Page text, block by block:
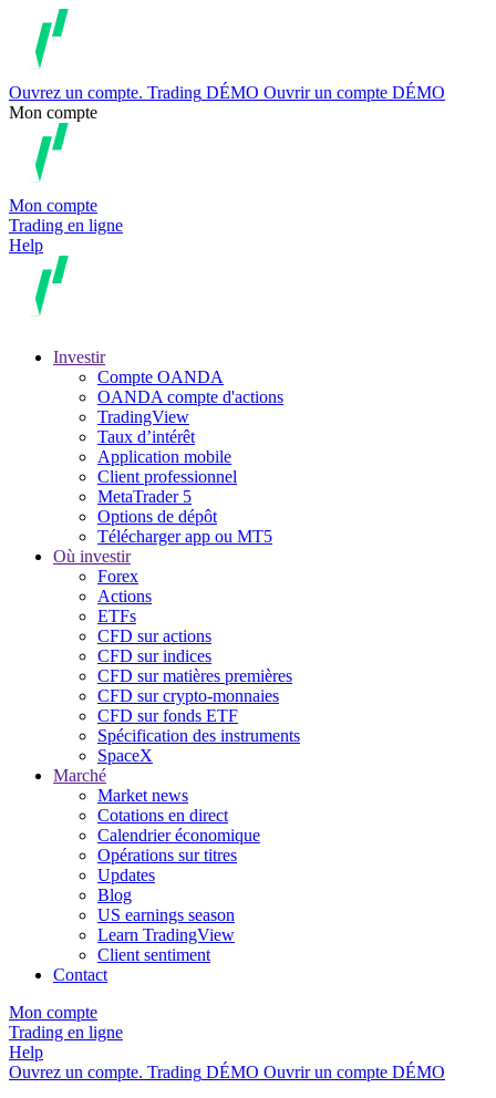
Ouvrez un compte. Trading DÉMO Ouvrir un compte DÉMO
Mon compte
Mon compte
Trading en ligne
Help
Investir
Compte OANDA
OANDA compte d'actions
TradingView
Taux d’intérêt
Application mobile
Client professionnel
MetaTrader 5
Options de dépôt
Télécharger app ou MT5
Où investir
Forex
Actions
ETFs
CFD sur actions
CFD sur indices
CFD sur matières premières
CFD sur crypto-monnaies
CFD sur fonds ETF
Spécification des instruments
SpaceX
Marché
Market news
Cotations en direct
Calendrier économique
Opérations sur titres
Updates
Blog
US earnings season
Learn TradingView
Client sentiment
Contact
Mon compte
Trading en ligne
Help
Ouvrez un compte. Trading DÉMO Ouvrir un compte DÉMO